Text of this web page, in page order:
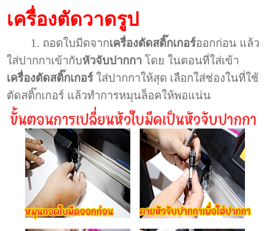
เครื่องตัดวาดรูป
1. ถอดใบมีดจากเครื่องตัดสติ๊กเกอร์ออกก่อน แล้ว
ใส่ปากกาเข้ากับหัวจับปากกาโดย ในตอนที่ใส่เข้า
เครื่องตัดสติ๊กเกอร์ใส่ปากกาให้สุด เลือกใส่ช่องในที่ใช้
ตัดสติ๊กเกอร์ แล้วทำการหมุนล็อคให้พอแน่น